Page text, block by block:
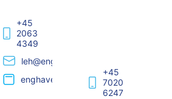
+45
2063
4349
leh@enghavegaard.dk
enghavegård.dk
+45
7020
6247